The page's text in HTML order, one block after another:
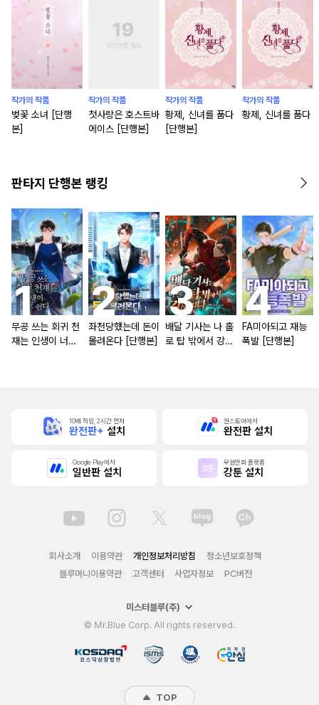
작가의 작품
벚꽃 소녀 [단행
본]
작가의 작품
첫사랑은 호스트바
에이스 [단행본]
작가의 작품
황제, 신녀를 품다
[단행본]
작가의 작품
황제, 신녀를 품다
판타지 단행본 랭킹
무공 쓰는 회귀 천
재는 인생이 너무
좌천당했는데 돈이
몰려온다 [단행본]
배달 기사는 나 홀
로 탑 밖에서 강해
FA미아되고 재능
폭발 [단행본]
10배 적립, 2시간 먼저
완전판+ 설치
원스토어에서
완전판 설치
Google Play에서
일반판 설치
무협만화 플랫폼
강툰 설치
회사소개 이용약관 개인정보처리방침
청소년보호정책
블루머니이용약관
고객센터 사업자정보 PC버전
미스터블루(주)
© Mr.Blue Corp. All rights reserved.
TOP